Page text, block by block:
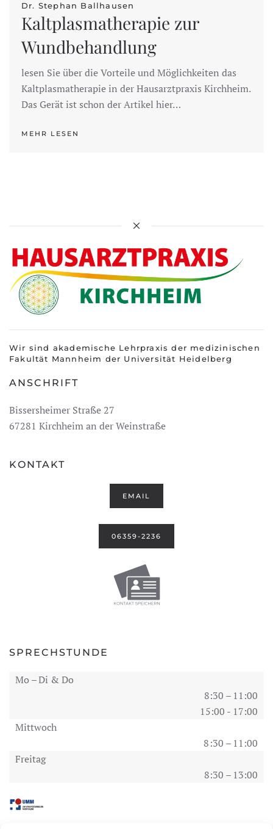
Dr. Stephan Ballhausen
Kaltplasmatherapie zur
Wundbehandlung
lesen Sie über die Vorteile und Möglichkeiten das
Kaltplasmatherapie in der Hausarztpraxis Kirchheim.
Das Gerät ist schon der Artikel hier…
MEHR LESEN
Wir sind akademische Lehrpraxis der medizinischen
Fakultät Mannheim der Universität Heidelberg
ANSCHRIFT
Bissersheimer Straße 27
67281 Kirchheim an der Weinstraße
KONTAKT
EMAIL
06359-2236
SPRECHSTUNDE
Mo – Di & Do
8:30 – 11:00
15:00 - 17:00
Mittwoch
8 :30 – 11:00
Freitag
8:30 – 13:00